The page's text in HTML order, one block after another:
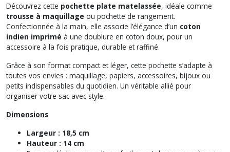
Découvrez cette pochette plate matelassée, idéale comme
trousse à maquillage ou pochette de rangement.
Confectionnée à la main, elle associe l’élégance d’un coton
indien imprimé à une doublure en coton doux, pour un
accessoire à la fois pratique, durable et raffiné.
Grâce à son format compact et léger, cette pochette s’adapte à
toutes vos envies : maquillage, papiers, accessoires, bijoux ou
petits indispensables du quotidien. Un véritable allié pour
organiser votre sac avec style.
Dimensions
Largeur : 18,5 cm
Hauteur : 14 cm